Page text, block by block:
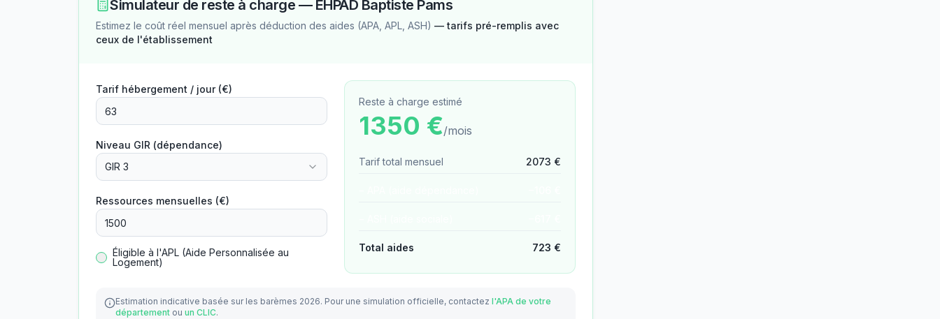
Simulateur de reste à charge — EHPAD Baptiste Pams
Estimez le coût réel mensuel après déduction des aides (APA, APL, ASH) — tarifs pré-remplis avec
ceux de l'établissement
Tarif hébergement / jour (€)
Niveau GIR (dépendance)
GIR 3
Ressources mensuelles (€)
Éligible à l'APL (Aide Personnalisée au
Logement)
Reste à charge estimé
1350 €/mois
Tarif total mensuel 2073 €
Total aides 723 €
Estimation indicative basée sur les barèmes 2026. Pour une simulation officielle, contactez l'APA de votre
département ou un CLIC.